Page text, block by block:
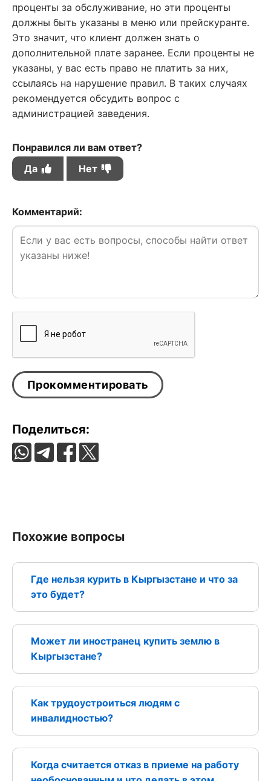
проценты за обслуживание, но эти проценты
должны быть указаны в меню или прейскуранте.
Это значит, что клиент должен знать о
дополнительной плате заранее. Если проценты не
указаны, у вас есть право не платить за них,
ссылаясь на нарушение правил. В таких случаях
рекомендуется обсудить вопрос с
администрацией заведения.
Понравился ли вам ответ?
Да
Нет
Комментарий:
Поделиться:
Похожие вопросы
Где нельзя курить в Кыргызстане и что за
это будет?
Может ли иностранец купить землю в
Кыргызстане?
Как трудоустроиться людям с
инвалидностью?
Когда считается отказ в приеме на работу